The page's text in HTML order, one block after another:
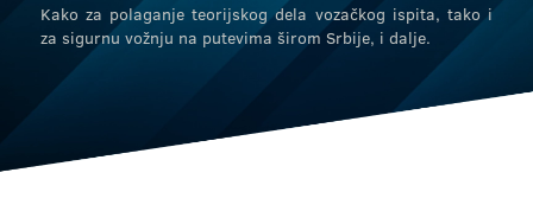
Kako za polaganje teorijskog dela vozačkog ispita, tako i
za sigurnu vožnju na putevima širom Srbije, i dalje.